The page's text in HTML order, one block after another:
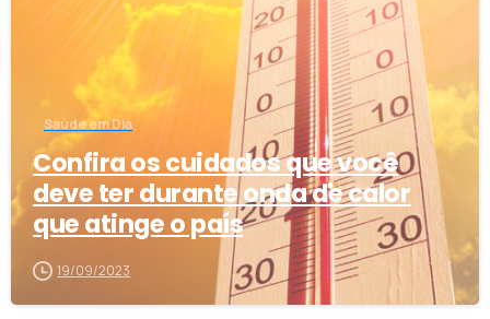
Saúde em Dia
Confira os cuidados que você
deve ter durante onda de calor
que atinge o país
19/09/2023